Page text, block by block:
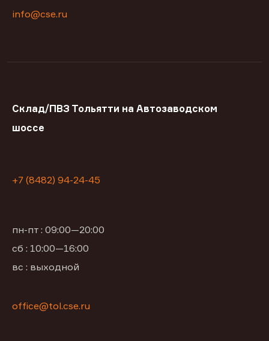
info@cse.ru
Склад/ПВЗ Тольятти на Автозаводском
шоссе
+7 (8482) 94-24-45
пн-пт : 09:00—20:00
сб : 10:00—16:00
вс : выходной
office@tol.cse.ru